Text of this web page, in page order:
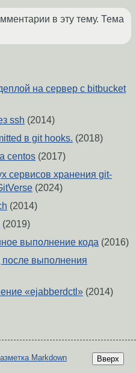
в эту тему. Тема
на сервер с bitbucket
ssh (2014)
в git hooks. (2018)
centos (2017)
сервисов хранения git-
(2024)
(2014)
(2019)
выполнение кода (2016)
после выполнения
«ejabberdctl» (2014)
Вверх
Markdown